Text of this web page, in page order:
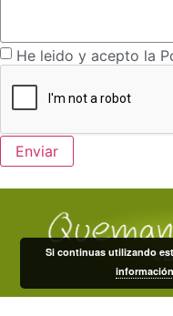
He leido y acepto la
Enviar
©
Si continuas utilizando
información